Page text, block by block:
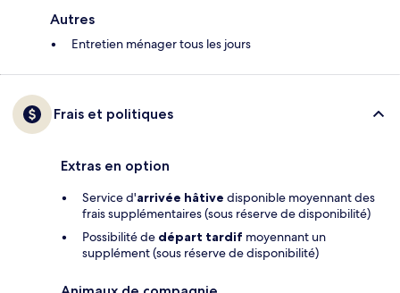
Autres
Entretien ménager tous les jours
Frais et politiques
Extras en option
Service d'arrivée hâtive disponible moyennant des
frais supplémentaires (sous réserve de disponibilité)
Possibilité de départ tardif moyennant un
supplément (sous réserve de disponibilité)